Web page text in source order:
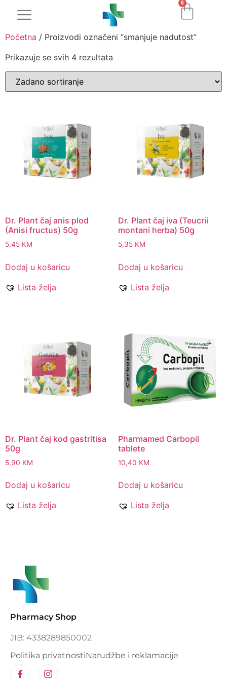
0
Početna / Proizvodi označeni “smanjuje nadutost”
Prikazuje se svih 4 rezultata
Dr. Plant čaj anis plod
(Anisi fructus) 50g
5,45 KM
Dodaj u košaricu
Lista želja
Dr. Plant čaj iva (Teucrii
montani herba) 50g
5,35 KM
Dodaj u košaricu
Lista želja
Dr. Plant čaj kod gastritisa
50g
5,90 KM
Dodaj u košaricu
Lista želja
Pharmamed Carbopil
tablete
10,40 KM
Dodaj u košaricu
Lista želja
Pharmacy Shop
JIB: 4338289850002
Politika privatnostiNarudžbe i reklamacije